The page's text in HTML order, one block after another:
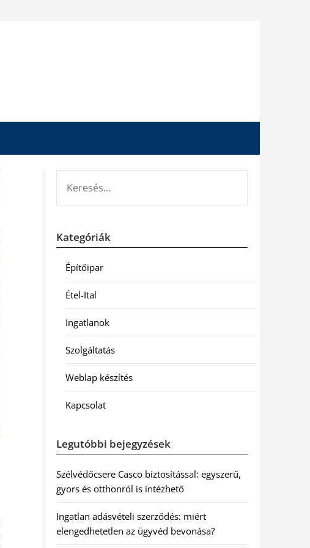
Kategóriák
Építőipar
Étel-Ital
Ingatlanok
Szolgáltatás
Weblap készítés
Kapcsolat
Legutóbbi bejegyzések
Szélvédőcsere Casco biztosítással: egyszerű,
gyors és otthonról is intézhető
Ingatlan adásvételi szerződés: miért
elengedhetetlen az ügyvéd bevonása?